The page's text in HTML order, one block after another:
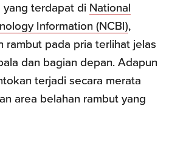
yang terdapat di National
Information (NCBI),
rambut pada pria terlihat jelas
dan bagian depan. Adapun
terjadi secara merata
area belahan rambut yang